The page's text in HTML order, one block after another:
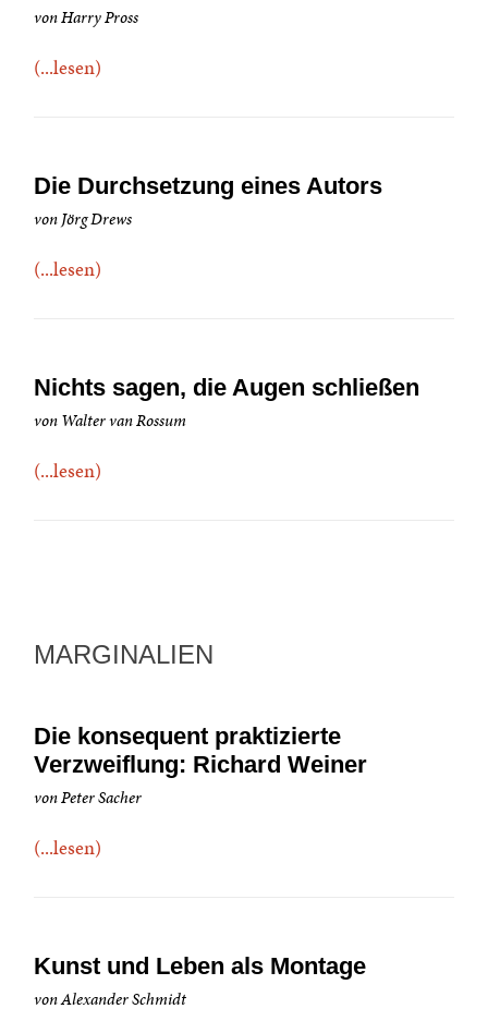
von Harry Pross
(...lesen)
Die Durchsetzung eines Autors
von Jörg Drews
(...lesen)
Nichts sagen, die Augen schließen
von Walter van Rossum
(...lesen)
MARGINALIEN
Die konsequent praktizierte
Verzweiflung: Richard Weiner
von Peter Sacher
(...lesen)
Kunst und Leben als Montage
von Alexander Schmidt